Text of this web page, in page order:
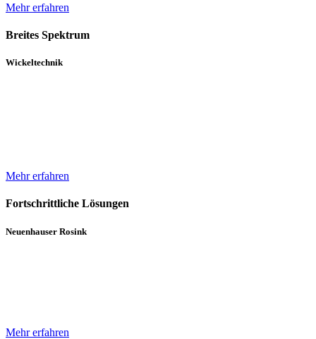
Mehr erfahren
Breites Spektrum
Wickeltechnik
Mehr erfahren
Fortschrittliche Lösungen
Neuenhauser Rosink
Mehr erfahren